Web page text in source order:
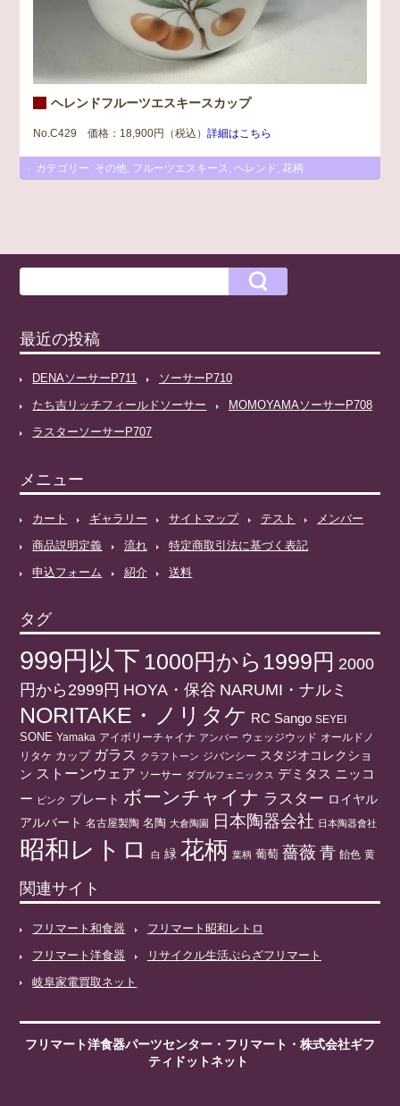
ヘレンドフルーツエスキースカップ
No.C429 価格：18,900円（税込）詳細はこちら
カテゴリー: その他 フルーツエスキース ,ヘレンド ,花柄
最近の投稿
DENAソーサーP711
ソーサーP710
たち吉リッチフィールドソーサー
MOMOYAMAソーサーP708
ラスターソーサーP707
メニュー
カート ギャラリー サイトマップ テスト
メンバー
商品説明定義
流れ
特定商取引法に基づく表記
申込フォーム
紹介 送料
タグ
999円以下 1000円から1999円 2000
円から2999円 HOYA・保谷 NARUMI・ナルミ
NORITAKE・ノリタケ RC Sango SEYEI
SONE Yamaka アイボリーチャイナ アンバー ウェッジウッド オールドノ
リタケ カップ ガラス クラフトーン ジバンシー スタジオコレクショ
ン ストーンウェア ソーサー ダブルフェニックス デミタス ニッコ
ー ピンク プレート ボーンチャイナ ラスター ロイヤル
アルバート 名古屋製陶 名陶 大倉陶園 日本陶器会社 日本陶器會社
昭和レトロ 白 緑 花柄 葉柄 葡萄 薔薇 青 飴色 黄
関連サイト
フリマート和食器
フリマート昭和レトロ
フリマート洋食器
リサイクル生活ぷらざフリマート
岐阜家電買取ネット
フリマート洋食器パーツセンター ・ フリマート ・株式会社ギフ
ティドットネット